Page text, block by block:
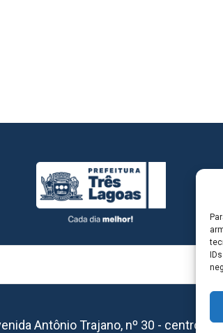
Antônio Trajano, nº 30 - centro -